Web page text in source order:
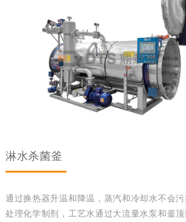
淋水杀菌釜
通过换热器升温和降温，蒸汽和冷却水不会
处理化学制剂，工艺水通过大流量水泵和釜